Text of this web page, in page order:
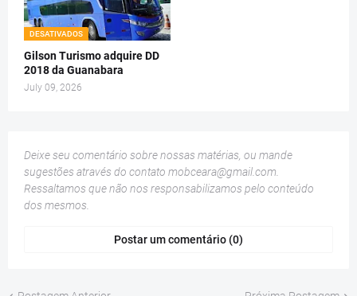
DESATIVADOS
Gilson Turismo adquire DD
2018 da Guanabara
July 09, 2026
Deixe seu comentário sobre nossas matérias, ou mande
sugestões através do contato mobceara@gmail.com
Ressaltamos que não nos responsabilizamos pelo conteúdo
dos mesmos.
Postar um comentário (0)